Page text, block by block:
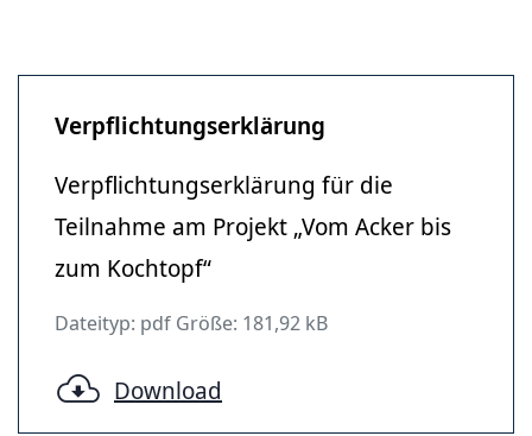
Verpflichtungserklärung
Verpflichtungserklärung für die
Teilnahme am Projekt „Vom Acker bis
zum Kochtopf“
Dateityp: pdf Größe: 181,92 kB
Download